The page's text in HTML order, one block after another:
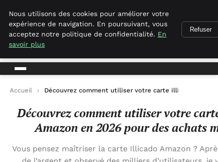
empirenewswire
Accueil Découvrez comment utiliser votre carte illicado
Découvrez comment utiliser votre
Amazon en 2026 pour des achats
Vous pensez maîtriser la carte Illicado Amazon ?
Nous utilisons des cookies pour améliorer votre
expérience de navigation. En poursuivant, vous
acceptez notre politique de confidentialité. En
savoir plus
Refuser